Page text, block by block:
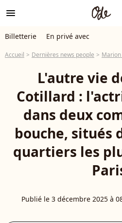
menu
Billetterie En privé avec
Accueil Dernières news people
L'autre vie
Cotillard :
dans deux
bouche, situés
quartiers les
Publié le 3 décembre 2025 à